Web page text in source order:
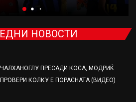
НОВОСТИ
ЧАЛХАНОГЛУ ПРЕСАДИ КОСА, МОДРИЌ
ПРОВЕРИ КОЛКУ Е ПОРАСНАТА (ВИДЕО)